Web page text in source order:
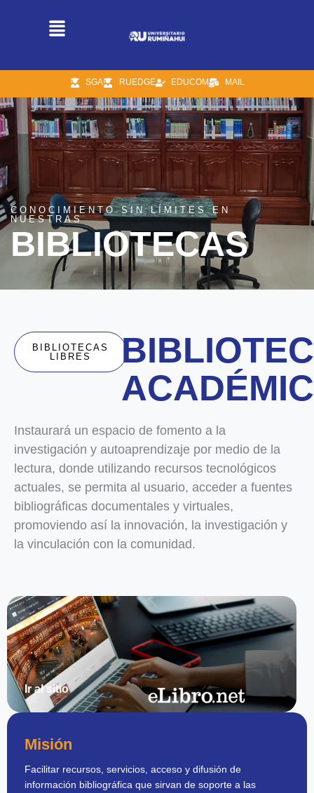
SGA RUEDGE EDUCOM MAIL
CONOCIMIENTO SIN LÍMITES EN
NUESTRAS
BIBLIOTECAS
BIBLIOTECAS
LIBRES
Instaurará un espacio de fomento a la
investigación y autoaprendizaje por medio de la
lectura, donde utilizando recursos tecnológicos
actuales, se permita al usuario, acceder a fuentes
bibliográficas documentales y virtuales,
promoviendo así la innovación, la investigación y
la vinculación con la comunidad.
Ir al sitio
Misión
Facilitar recursos, servicios, acceso y difusión de
información bibliográfica que sirvan de soporte a las